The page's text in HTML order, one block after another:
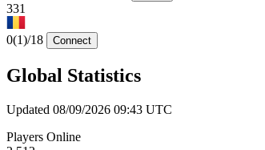
331
0(1)/18 Connect
Global Statistics
Updated 08/09/2026 09:43 UTC
Players Online